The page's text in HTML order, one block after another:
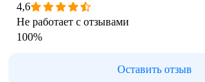
4,6
Не работает с отзывами
100%
Оставить отзыв